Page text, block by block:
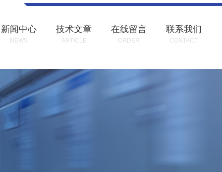
新闻中心
NEWS
技术文章
ARTICLE
在线留言
ORDER
联系我们
CONTACT